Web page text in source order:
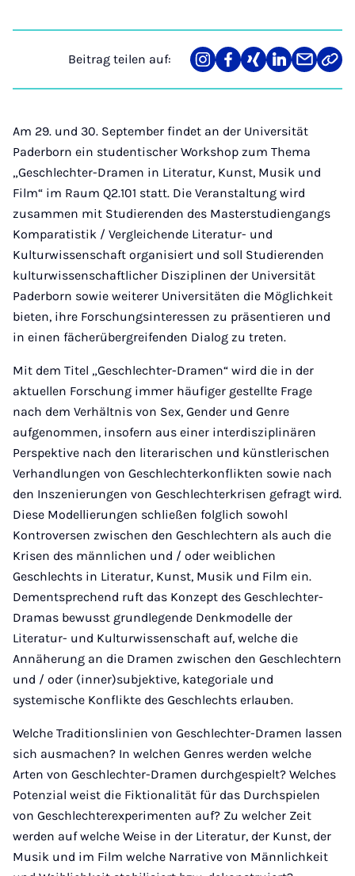
Beitrag teilen auf:
Teilen
auf
Teilen
auf
Teilen
auf
Teilen
auf
Teilen
über
Mail
Link
Am 29. und 30. September findet an der Universität
Paderborn ein studentischer Workshop zum Thema
„Geschlechter-Dramen in Literatur, Kunst, Musik und
Film“ im Raum Q2.101 statt. Die Veranstaltung wird
zusammen mit Studierenden des Masterstudiengangs
Komparatistik / Vergleichende Literatur- und
Kulturwissenschaft organisiert und soll Studierenden
kulturwissenschaftlicher Disziplinen der Universität
Paderborn sowie weiterer Universitäten die Möglichkeit
bieten, ihre Forschungsinteressen zu präsentieren und
in einen fächerübergreifenden Dialog zu treten.
Mit dem Titel „Geschlechter-Dramen“ wird die in der
aktuellen Forschung immer häufiger gestellte Frage
nach dem Verhältnis von Sex, Gender und Genre
aufgenommen, insofern aus einer interdisziplinären
Perspektive nach den literarischen und künstlerischen
Verhandlungen von Geschlechterkonflikten sowie nach
den Inszenierungen von Geschlechterkrisen gefragt wird.
Diese Modellierungen schließen folglich sowohl
Kontroversen zwischen den Geschlechtern als auch die
Krisen des männlichen und / oder weiblichen
Geschlechts in Literatur, Kunst, Musik und Film ein.
Dementsprechend ruft das Konzept des Geschlechter-
Dramas bewusst grundlegende Denkmodelle der
Literatur- und Kulturwissenschaft auf, welche die
Annäherung an die Dramen zwischen den Geschlechtern
und / oder (inner)subjektive, kategoriale und
systemische Konflikte des Geschlechts erlauben.
Welche Traditionslinien von Geschlechter-Dramen lassen
sich ausmachen? In welchen Genres werden welche
Arten von Geschlechter-Dramen durchgespielt? Welches
Potenzial weist die Fiktionalität für das Durchspielen
von Geschlechterexperimenten auf? Zu welcher Zeit
werden auf welche Weise in der Literatur, der Kunst, der
Musik und im Film welche Narrative von Männlichkeit